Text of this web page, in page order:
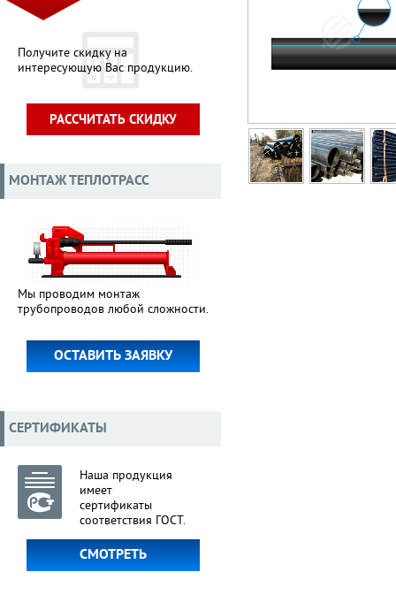
Получите скидку на
интересующую Вас продукцию.
РАССЧИТАТЬ СКИДКУ
МОНТАЖ ТЕПЛОТРАСС
Мы проводим монтаж
трубопроводов любой сложности.
ОСТАВИТЬ ЗАЯВКУ
СЕРТИФИКАТЫ
Наша продукция
имеет
сертификаты
соответствия ГОСТ.
СМОТРЕТЬ